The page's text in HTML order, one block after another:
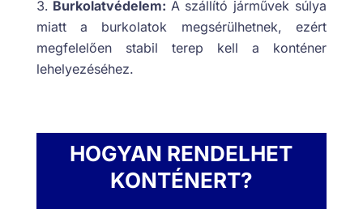
Burkolatvédelem: A szállító járművek súlya
miatt a burkolatok megsérülhetnek, ezért
megfelelően stabil terep kell a konténer
lehelyezéséhez.
HOGYAN RENDELHET
KONTÉNERT?